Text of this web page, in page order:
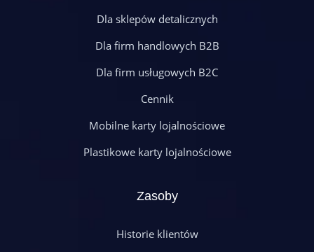
Dla sklepów detalicznych
Dla firm handlowych B2B
Dla firm usługowych B2C
Cennik
Mobilne karty lojalnościowe
Plastikowe karty lojalnościowe
Zasoby
Historie klientów